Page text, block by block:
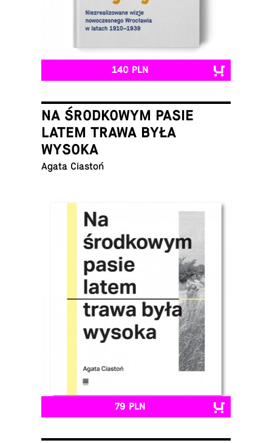
140 PLN
NA ŚRODKOWYM PASIE
LATEM TRAWA BYŁA
WYSOKA
Agata Ciastoń
79 PLN